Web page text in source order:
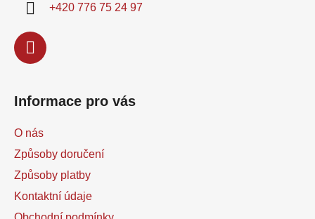
+420 776 75 24 97
Informace pro vás
O nás
Způsoby doručení
Způsoby platby
Kontaktní údaje